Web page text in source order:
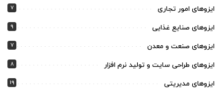
ایزوهای امور تجاری 7
ایزوهای صنایع غذایی 9
ایزوهای صنعت و معدن 7
ایزوهای طراحی سایت و تولید نرم افزار 8
ایزوهای مدیریتی 19